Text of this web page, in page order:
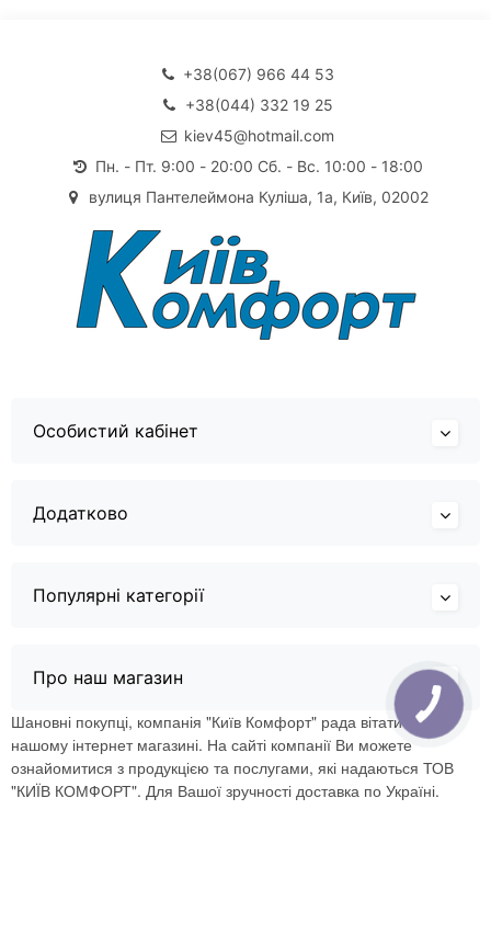
+38(067) 966 44 53
+38(044) 332 19 25
kiev45@hotmail.com
Пн. - Пт. 9:00 - 20:00 Сб. - Вс. 10:00 - 18:00
вулиця Пантелеймона Куліша, 1а, Київ, 02002
Особистий кабінет
Додатково
Популярні категорії
Про наш магазин
Шановні покупці, компанія "Київ Комфорт" рада вітати Вас в
нашому інтернет магазині. На сайті компанії Ви можете
ознайомитися з продукцією та послугами, які надаються ТОВ
"КИЇВ КОМФОРТ". Для Вашої зручності доставка по Україні.